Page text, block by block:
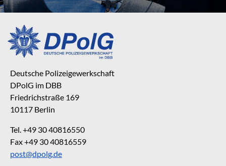
Deutsche Polizeigewerkschaft
DPolG im DBB
Friedrichstraße 169
10117 Berlin
Tel. +49 30 40816550
Fax +49 30 40816559
post@dpolg.de